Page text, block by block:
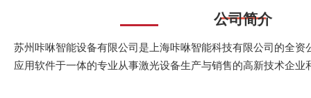
公司简介
苏州咔咻智能设备有限公司是上海咔咻智能科技有限公司的全
应用软件于一体的专业从事激光设备生产与销售的高新技术企